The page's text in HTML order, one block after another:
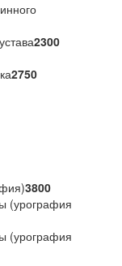
2300
2750
3800
(урография
(урография